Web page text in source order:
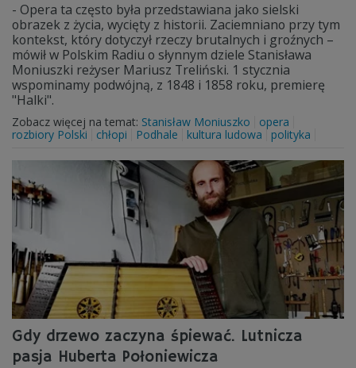
- Opera ta często była przedstawiana jako sielski
obrazek z życia, wycięty z historii. Zaciemniano przy tym
kontekst, który dotyczył rzeczy brutalnych i groźnych –
mówił w Polskim Radiu o słynnym dziele Stanisława
Moniuszki reżyser Mariusz Treliński. 1 stycznia
wspominamy podwójną, z 1848 i 1858 roku, premierę
"Halki".
Zobacz więcej na temat: Stanisław Moniuszko
opera
rozbiory Polski
chłopi Podhale kultura ludowa polityka
Gdy drzewo zaczyna śpiewać. Lutnicza
pasja Huberta Połoniewicza